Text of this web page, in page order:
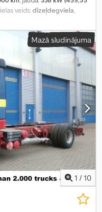
veids:dīzeļdegviela,
, degvielas tvertnes
, vadītāja kabīne:gulēšanas
, emisijas klase:
,
ABS,
bloķētājs, elektriski
kruīza kontrole,
spiediena uzraudzība,
apsilde, vilces kontroles
Mazā sludinājuma
1 / 10